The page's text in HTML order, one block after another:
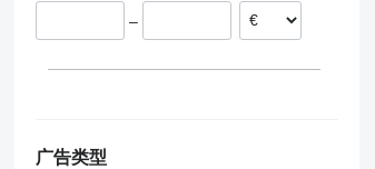
波兰
–
广告类型